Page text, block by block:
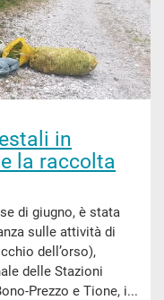
in
la raccolta
di giugno, è stata
sulle attività di
dell’orso),
delle Stazioni
Prezzo e Tione, i...